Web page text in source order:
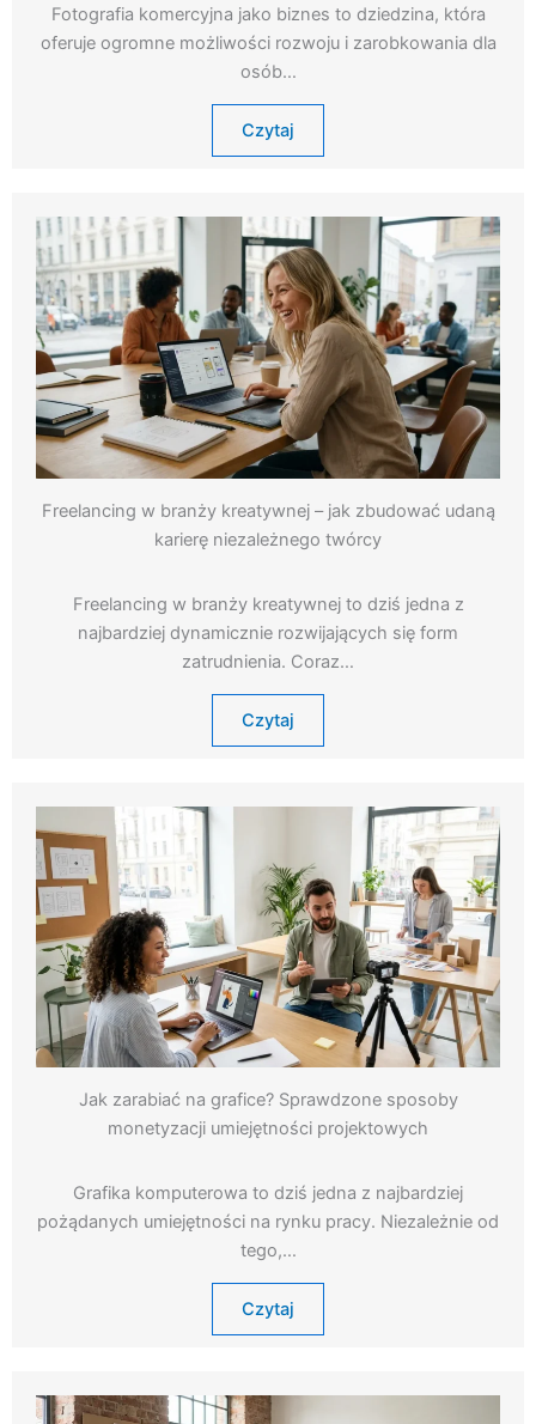
Fotografia komercyjna jako biznes to dziedzina, która
oferuje ogromne możliwości rozwoju i zarobkowania dla
osób…
Czytaj
Freelancing w branży kreatywnej – jak zbudować udaną
karierę niezależnego twórcy
Freelancing w branży kreatywnej to dziś jedna z
najbardziej dynamicznie rozwijających się form
zatrudnienia. Coraz…
Czytaj
Jak zarabiać na grafice? Sprawdzone sposoby
monetyzacji umiejętności projektowych
Grafika komputerowa to dziś jedna z najbardziej
pożądanych umiejętności na rynku pracy. Niezależnie od
tego,…
Czytaj